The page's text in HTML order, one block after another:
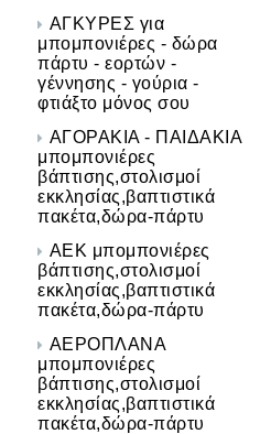
ΑΓΚΥΡΕΣ για
μπομπονιέρες - δώρα
πάρτυ - εορτών -
γέννησης - γούρια -
φτιάξτο μόνος σου
ΑΓΟΡΑΚΙΑ - ΠΑΙΔΑΚΙΑ
μπομπονιέρες
βάπτισης,στολισμοί
εκκλησίας,βαπτιστικά
πακέτα,δώρα-πάρτυ
ΑΕΚ μπομπονιέρες
βάπτισης,στολισμοί
εκκλησίας,βαπτιστικά
πακέτα,δώρα-πάρτυ
ΑΕΡΟΠΛΑΝΑ
μπομπονιέρες
βάπτισης,στολισμοί
εκκλησίας,βαπτιστικά
πακέτα,δώρα-πάρτυ